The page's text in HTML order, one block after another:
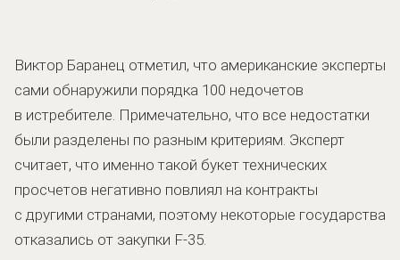
Виктор Баранец отметил, что американские эксперты
сами обнаружили порядка 100 недочетов
в истребителе. Примечательно, что все недостатки
были разделены по разным критериям. Эксперт
считает, что именно такой букет технических
просчетов негативно повлиял на контракты
с другими странами, поэтому некоторые государства
отказались от закупки F-35.